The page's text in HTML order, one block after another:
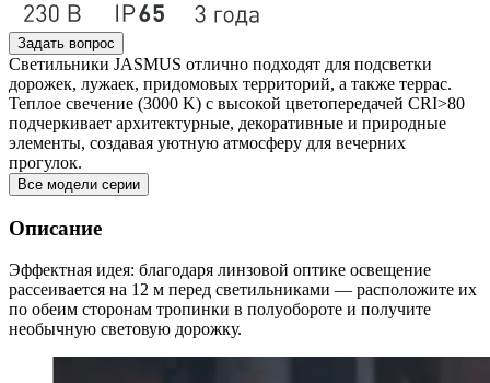
Задать вопрос
Светильники JASMUS отлично подходят для подсветки
дорожек, лужаек, придомовых территорий, а также террас.
Теплое свечение (3000 K) с высокой цветопередачей CRI>80
подчеркивает архитектурные, декоративные и природные
элементы, создавая уютную атмосферу для вечерних
прогулок.
Все модели серии
Описание
Эффектная идея: благодаря линзовой оптике освещение
рассеивается на 12 м перед светильниками — расположите их
по обеим сторонам тропинки в полуобороте и получите
необычную световую дорожку.